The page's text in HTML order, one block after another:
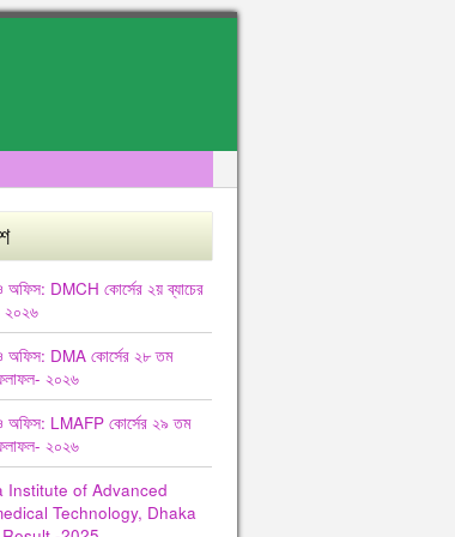
অফিস: DMCH কোর্সের ২য় ব্যাচের
২০২৬
অফিস: DMA কোর্সের ২৮ তম
২০২৬
অফিস: LMAFP কোর্সের ২৯ তম
২০২৬
Institute of Advanced
Technology, Dhaka